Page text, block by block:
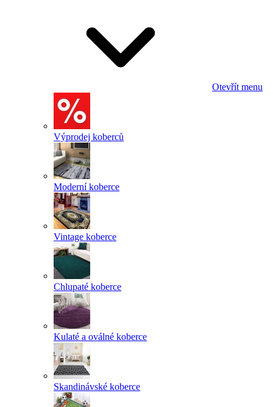
Otevřít menu
Výprodej koberců
Moderní koberce
Vintage koberce
Chlupaté koberce
Kulaté a oválné koberce
Skandinávské koberce